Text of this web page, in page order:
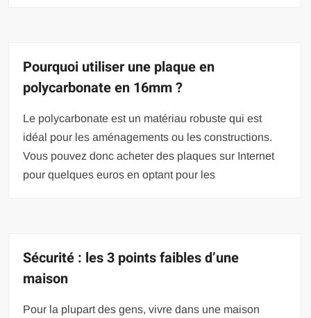
Pourquoi utiliser une plaque en
polycarbonate en 16mm ?
Le polycarbonate est un matériau robuste qui est
idéal pour les aménagements ou les constructions.
Vous pouvez donc acheter des plaques sur Internet
pour quelques euros en optant pour les
Sécurité : les 3 points faibles d’une
maison
Pour la plupart des gens, vivre dans une maison